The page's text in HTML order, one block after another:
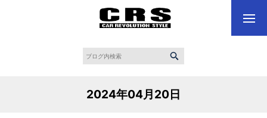
2024年04月20日